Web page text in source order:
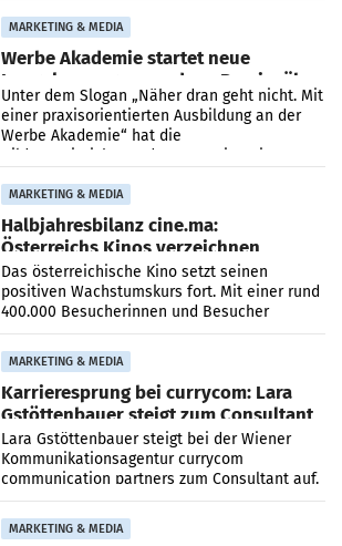
MARKETING & MEDIA
Werbe Akademie startet neue
Imagekampagne rund um Praxisnähe
Unter dem Slogan „Näher dran geht nicht. Mit
einer praxisorientierten Ausbildung an der
Werbe Akademie“ hat die
Bildungseinrichtung des WIFI Wien eine neue
MARKETING & MEDIA
Halbjahresbilanz cine.ma:
Österreichs Kinos verzeichnen
400.000 Besucher mehr
Das österreichische Kino setzt seinen
positiven Wachstumskurs fort. Mit einer rund
400.000 Besucherinnen und Besucher
höheren Nettoreichweite im ersten Halbjahr
2026 gegenüber dem
MARKETING & MEDIA
Karrieresprung bei currycom: Lara
Gstöttenbauer steigt zum Consultant
auf
Lara Gstöttenbauer steigt bei der Wiener
Kommunikationsagentur currycom
communication partners zum Consultant auf.
Die 27-jährige Beraterin betreut Kundinnen
und Kunden in den Bereichen
MARKETING & MEDIA